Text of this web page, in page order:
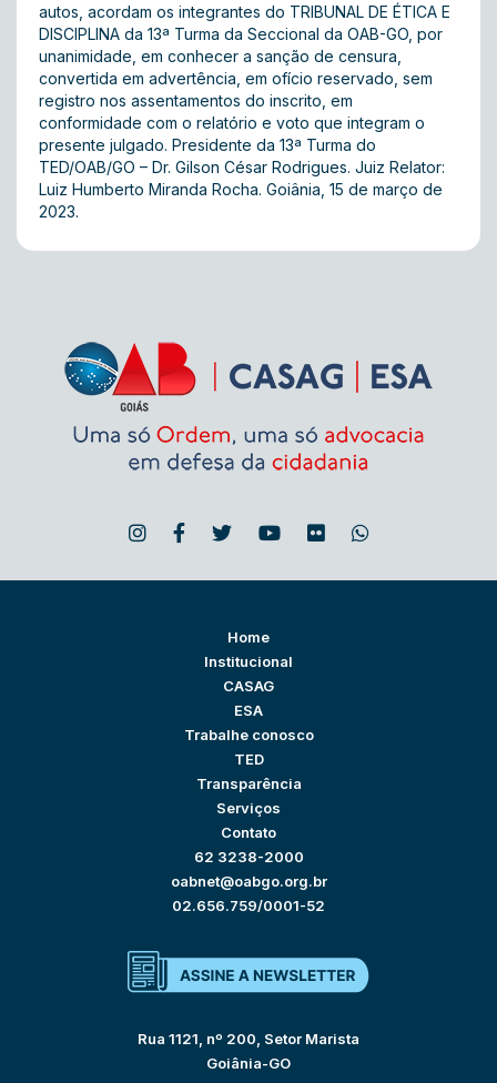
autos, acordam os integrantes do TRIBUNAL DE ÉTICA E
DISCIPLINA da 13ª Turma da Seccional da OAB-GO, por
unanimidade, em conhecer a sanção de censura,
convertida em advertência, em ofício reservado, sem
registro nos assentamentos do inscrito, em
conformidade com o relatório e voto que integram o
presente julgado. Presidente da 13ª Turma do
TED/OAB/GO – Dr. Gilson César Rodrigues. Juiz Relator:
Luiz Humberto Miranda Rocha. Goiânia, 15 de março de
2023.
Home
Institucional
CASAG
ESA
Trabalhe conosco
TED
Transparência
Serviços
Contato
62 3238-2000
oabnet@oabgo.org.br
02.656.759/0001-52
Rua 1121, nº 200, Setor Marista
Goiânia-GO